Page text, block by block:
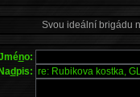
Svou ideální brigádu
no:
dpis: